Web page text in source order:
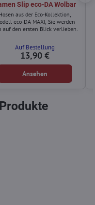
Slip eco-DA Wolbar
aus der Eco-Kollektion,
eco-DA MAXI, Sie werden
auf den ersten Blick verlieben.
Auf Bestellung
13,90 €
Ansehen